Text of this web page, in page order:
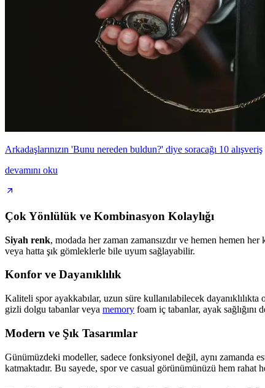
Arkadaşlarınızın 'Bunu nereden buldun?' diye soracağı 10 alışveriş
devamını oku
Çok Yönlülük ve Kombinasyon Kolaylığı
Siyah renk, modada her zaman zamansızdır ve hemen hemen
veya hatta şık gömleklerle bile uyum sağlayabilir.
Konfor ve Dayanıklılık
Kaliteli spor ayakkabılar, uzun süre kullanılabilecek
gizli dolgu tabanlar veya memory foam iç tabanlar, ayak sağlığını
Modern ve Şık Tasarımlar
Günümüzdeki modeller, sadece fonksiyonel değil, aynı zamanda
katmaktadır. Bu sayede, spor ve casual görünümünüzü hem rahat